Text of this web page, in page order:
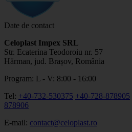
Date de contact
Celoplast Impex SRL
Str. Ecaterina Teodoroiu nr. 57
Hărman, jud. Brașov, România
Program: L - V: 8:00 - 16:00
Tel: +40-732-530375 +40-728-878905
878906
E-mail: contact@celoplast.ro